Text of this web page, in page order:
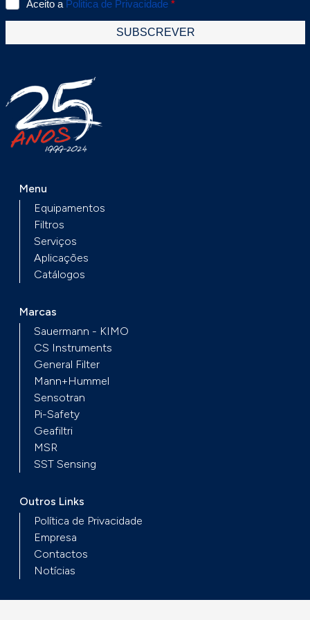
Menu
Equipamentos
Filtros
Serviços
Aplicações
Catálogos
Marcas
Sauermann - KIMO
CS Instruments
General Filter
Mann+Hummel
Sensotran
Pi-Safety
Geafiltri
MSR
SST Sensing
Outros Links
Política de Privacidade
Empresa
Contactos
Notícias